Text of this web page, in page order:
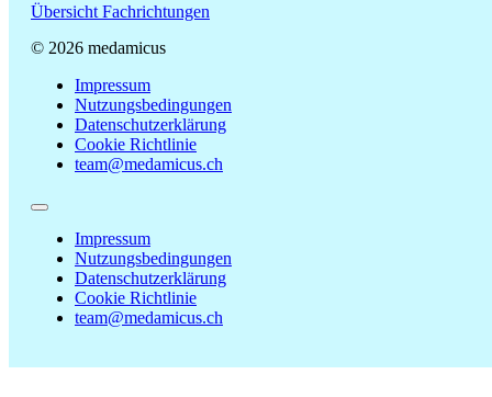
Übersicht Fachrichtungen
© 2026 medamicus
Impressum
Nutzungsbedingungen
Datenschutzerklärung
Cookie Richtlinie
team@medamicus.ch
Impressum
Nutzungsbedingungen
Datenschutzerklärung
Cookie Richtlinie
team@medamicus.ch